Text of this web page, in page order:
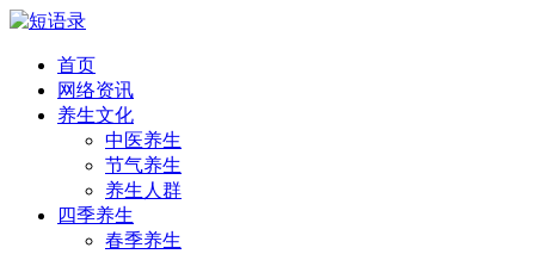
首页
网络资讯
养生文化
中医养生
节气养生
养生人群
四季养生
春季养生